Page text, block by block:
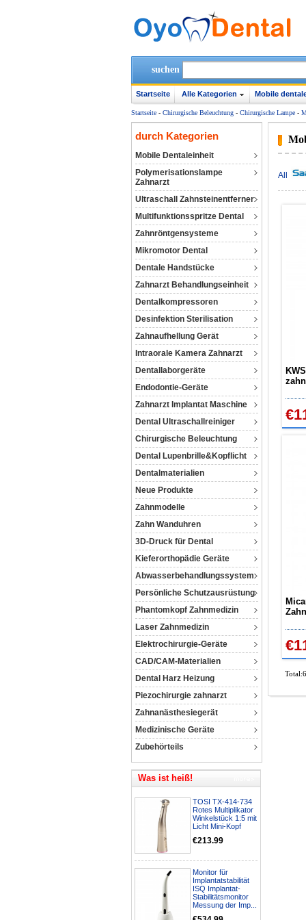
suchen
Startseite Alle Kategorien Mobile
Startseite - Chirurgische Beleuchtung - Chirurgische Lampe -
durch Kategorien
Mobile Dentaleinheit
Polymerisationslampe
Zahnarzt
Ultraschall Zahnsteinentferner
Multifunktionsspritze Dental
Zahnröntgensysteme
Mikromotor Dental
Dentale Handstücke
Zahnarzt Behandlungseinheit
Dentalkompressoren‎
Desinfektion Sterilisation
Zahnaufhellung Gerät
Intraorale Kamera Zahnarzt
Dentallaborgeräte
Endodontie-Geräte
Zahnarzt Implantat Maschine
Dental Ultraschallreiniger
Chirurgische Beleuchtung
Dental Lupenbrille&Kopflicht
Dentalmaterialien
Neue Produkte
Zahnmodelle
Zahn Wanduhren
3D-Druck für Dental
Kieferorthopädie Geräte
Abwasserbehandlungssystem
Persönliche Schutzausrüstung
Phantomkopf Zahnmedizin
Laser Zahnmedizin
Elektrochirurgie-Geräte
CAD/CAM-Materialien
Dental Harz Heizung
Piezochirurgie zahnarzt
Zahnanästhesiegerät
Medizinische Geräte
Zubehörteils
Was ist heiß!
TOSI TX-414-734
Rotes Multiplikator
Winkelstück 1:5 mit
Licht Mini-Kopf
€213.99
Monitor für
Implantatstabilität
ISQ Implantat-
Stabilitätsmonitor
Messung der Imp...
All